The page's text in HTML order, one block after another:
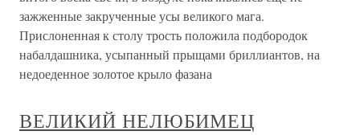
зажженные закрученные усы великого мага.
Прислоненная к столу трость положила подбородок
набалдашника, усыпанный прыщами бриллиантов, на
недоеденное золотое крыло фазана
ВЕЛИКИЙ НЕЛЮБИМЕЦ